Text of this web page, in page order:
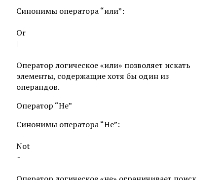
Синонимы оператора “или”:
Or
|
Оператор логическое «или» позволяет искать
элементы, содержащие хотя бы один из
операндов.
Оператор “Не”
Синонимы оператора “Не”:
Not
~